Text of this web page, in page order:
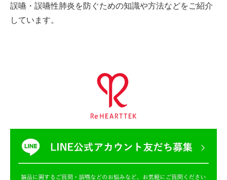
誤嚥・誤嚥性肺炎を防ぐための知識や方法などをご紹介
しています。